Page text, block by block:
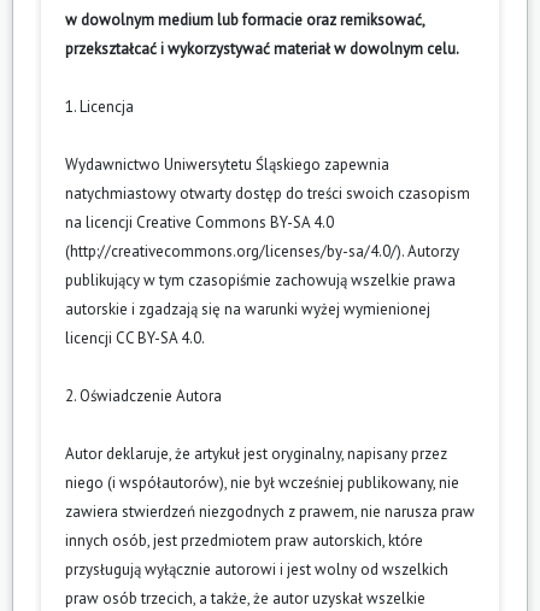
w dowolnym medium lub formacie oraz remiksować,
przekształcać i wykorzystywać materiał w dowolnym celu.
1. Licencja
Wydawnictwo Uniwersytetu Śląskiego zapewnia
natychmiastowy otwarty dostęp do treści swoich czasopism
na licencji Creative Commons BY-SA 4.0
(http://creativecommons.org/licenses/by-sa/4.0/). Autorzy
publikujący w tym czasopiśmie zachowują wszelkie prawa
autorskie i zgadzają się na warunki wyżej wymienionej
licencji CC BY-SA 4.0.
2. Oświadczenie Autora
Autor deklaruje, że artykuł jest oryginalny, napisany przez
niego (i współautorów), nie był wcześniej publikowany, nie
zawiera stwierdzeń niezgodnych z prawem, nie narusza praw
innych osób, jest przedmiotem praw autorskich, które
przysługują wyłącznie autorowi i jest wolny od wszelkich
praw osób trzecich, a także, że autor uzyskał wszelkie